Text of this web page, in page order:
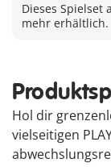
Dieses Spielset
mehr erhältlich.
Hol dir
vielseitigen